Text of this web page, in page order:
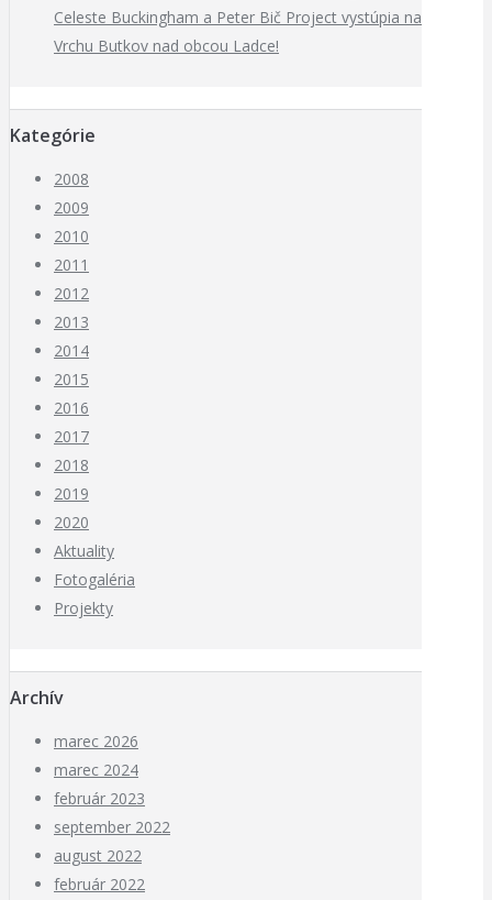
Celeste Buckingham a Peter Bič Project vystúpia na
Vrchu Butkov nad obcou Ladce!
Kategórie
2008
2009
2010
2011
2012
2013
2014
2015
2016
2017
2018
2019
2020
Aktuality
Fotogaléria
Projekty
Archív
marec 2026
marec 2024
február 2023
september 2022
august 2022
február 2022